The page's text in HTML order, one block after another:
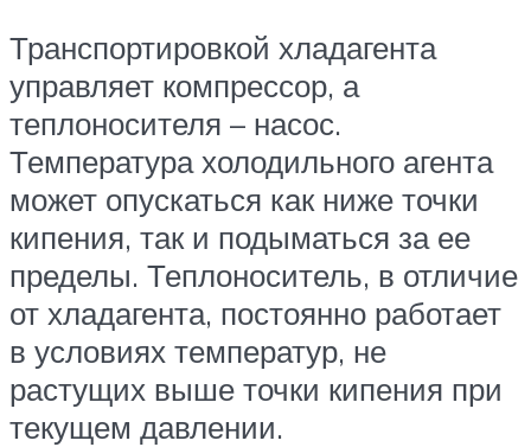
Транспортировкой хладагента
управляет компрессор, а
теплоносителя – насос.
Температура холодильного агента
может опускаться как ниже точки
кипения, так и подыматься за ее
пределы. Теплоноситель‚ в отличие
от хладагента‚ постоянно работает
в условиях температур, не
растущих выше точки кипения при
текущем давлении.